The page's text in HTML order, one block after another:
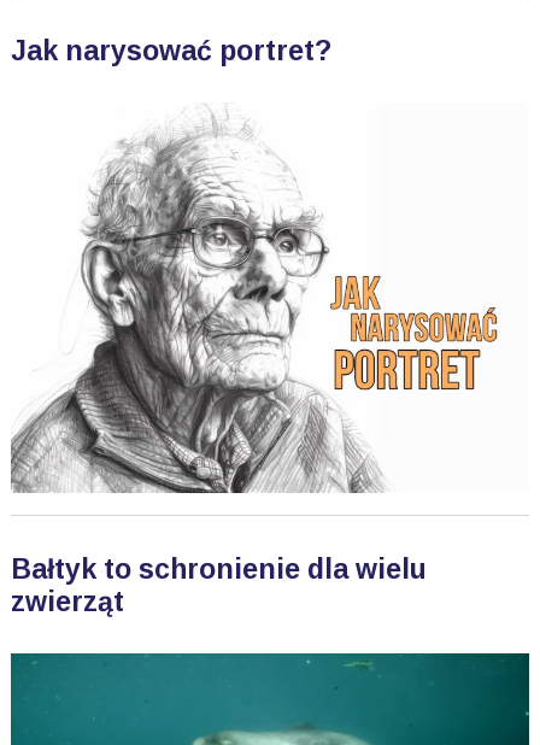
Jak narysować portret?
Bałtyk to schronienie dla wielu
zwierząt